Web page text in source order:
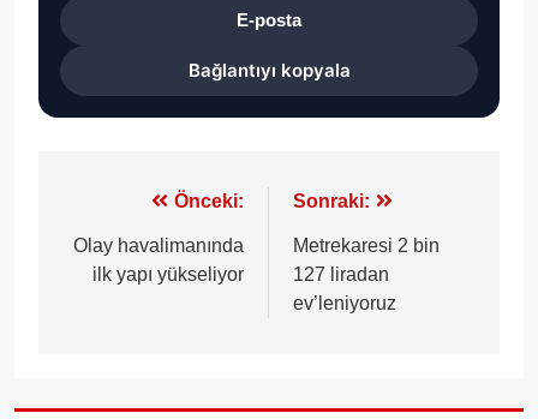
E-posta
Bağlantıyı kopyala
gezinmesi
Önceki:
Olay havalimanında
ilk yapı yükseliyor
Sonraki:
Metrekaresi 2 bin
127 liradan
ev’leniyoruz